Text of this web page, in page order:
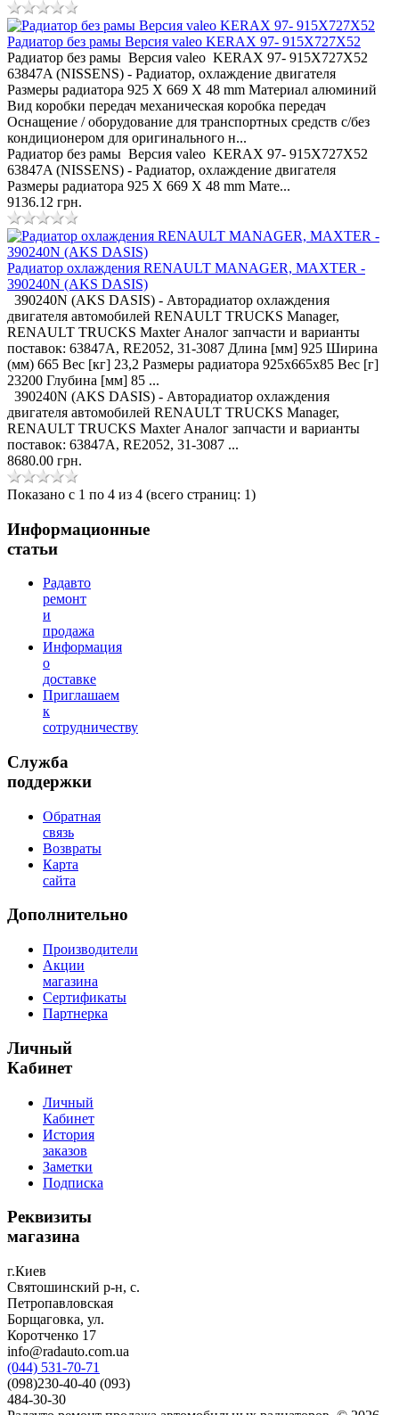
Радиатор без рамы Версия valeo KERAX 97- 915X727X52
Радиатор без рамы Версия valeo KERAX 97- 915X727X52
63847A (NISSENS) - Радиатор, охлаждение двигателя
Размеры радиатора 925 X 669 X 48 mm Материал алюминий
Вид коробки передач механическая коробка передач
Оснащение / оборудование для транспортных средств с/без
кондиционером для оригинального н...
Радиатор без рамы Версия valeo KERAX 97- 915X727X52
63847A (NISSENS) - Радиатор, охлаждение двигателя
Размеры радиатора 925 X 669 X 48 mm Мате...
9136.12 грн.
Радиатор охлаждения RENAULT MANAGER, MAXTER -
390240N (AKS DASIS)
390240N (AKS DASIS) - Авторадиатор охлаждения
двигателя автомобилей RENAULT TRUCKS Manager,
RENAULT TRUCKS Maxter Аналог запчасти и варианты
поставок: 63847A, RE2052, 31-3087 Длина [мм] 925 Ширина
(мм) 665 Вес [кг] 23,2 Размеры радиатора 925x665x85 Вес [г]
23200 Глубина [мм] 85 ...
390240N (AKS DASIS) - Авторадиатор охлаждения
двигателя автомобилей RENAULT TRUCKS Manager,
RENAULT TRUCKS Maxter Аналог запчасти и варианты
поставок: 63847A, RE2052, 31-3087 ...
8680.00 грн.
Показано с 1 по 4 из 4 (всего страниц: 1)
Информационные
статьи
Радавто
ремонт
и
продажа
Информация
о
доставке
Приглашаем
к
сотрудничеству
Служба
поддержки
Обратная
связь
Возвраты
Карта
сайта
Дополнительно
Производители
Акции
магазина
Сертификаты
Партнерка
Личный
Кабинет
Личный
Кабинет
История
заказов
Заметки
Подписка
Реквизиты
магазина
г.Киев
Святошинский р-н, с.
Петропавловская
Борщаговка, ул.
Коротченко 17
info@radauto.com.ua
(044) 531-70-71
(098)230-40-40 (093)
484-30-30